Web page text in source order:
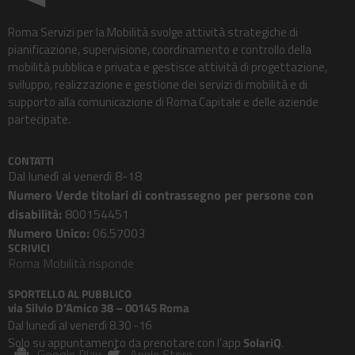
Roma Servizi per la Mobilità svolge attività strategiche di
pianificazione, supervisione, coordinamento e controllo della
mobilità pubblica e privata e gestisce attività di progettazione,
sviluppo, realizzazione e gestione dei servizi di mobilità e di
supporto alla comunicazione di Roma Capitale e delle aziende
partecipate.
CONTATTI
Dal lunedì al venerdì 8-18
Numero Verde titolari di contrassegno per persone con
disabilità: 800154451
Numero Unico: 06.57003
SCRIVICI
Roma Mobilità risponde
SPORTELLO AL PUBBLICO
via Silvio D’Amico 38 – 00145 Roma
Dal lunedì al venerdì 8.30 -16
Solo su appuntamento da prenotare con l’app SolariQ.